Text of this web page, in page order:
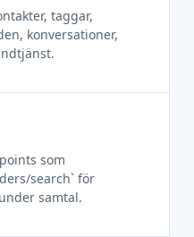
taggar,
konversationer,
som
search` för
samtal.